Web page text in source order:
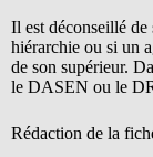
Il est déconseillé
hiérarchie ou si un
de son supérieur.
le DASEN ou le
Rédaction de la